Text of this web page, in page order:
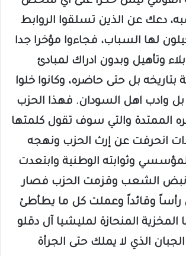
دعك عن الذين تسلقوا الروابط
لها السباب، فجاءوا مؤخرا جدا
وتأهيل وبدون ادراك لمبادئ
بتاريخه بل حتى حاضره، وكانوا خلوا
بل وادب اهل السودان. فهذا الحزب
الممتدة والتي سوف تقول كلمتها
انحرفت عن إرث الحزب ونهجه
وثوابته الوطنية وابتعدت
الشعب وقزمت الحزب فصار
رأساً وقائداً وعملت كل ما يطأطئ
المنحازة لمليشيا آل دقلو
الذي لا يملك حتى الجرأة